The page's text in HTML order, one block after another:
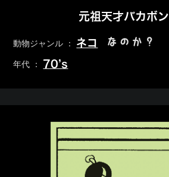
元祖天才バカボン
動物ジャンル ： ネコ なのか？
年代 ： 70’s